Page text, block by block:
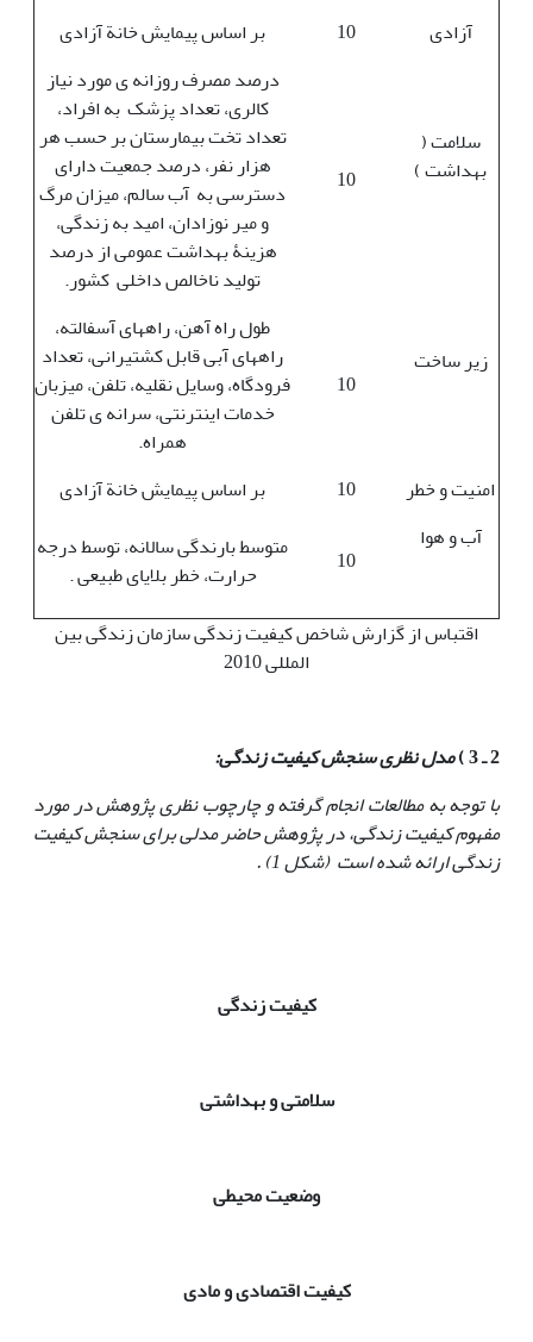
آزادی
10 بر اساس پیمایش خانة آزادی
سلامت (
بهداشت )
10
درصد مصرف روزانه ی مورد نیاز
کالری، تعداد پزشک به افراد،
تعداد تخت بیمارستان بر حسب هر
هزار نفر، درصد جمعیت دارای
دسترسی به آب سالم، میزان مرگ
و میر نوزادان، امید به زندگی،
هزینۀ بهداشت عمومی از درصد
تولید ناخالص داخلی کشور.
زیر ساخت
10
طول راه آهن، راه‏ها‏ی آسفالته،
راه‏ها‏ی آبی قابل کشتیرانی، تعداد
فرودگاه، وسایل نقلیه، تلفن، میزبان
خدمات اینترنتی، سرانه ی تلفن
همراه.
امنیت و خطر
10
بر اساس پیمایش خانة آزادی
آب و هوا
10
متوسط بارندگی سالانه، توسط درجه
حرارت، خطر بلایای طبیعی .
اقتباس از گزارش شاخص کیفیت زندگی سازمان زندگی بین
المللی 2010
2 ـ 3 )
مدل نظری سنجش کیفیت زندگی:
با توجه به مطالعات انجام گرفته و چارچوب نظری پژوهش در مورد
مفهوم کیفیت زندگی، در پژوهش حاضر مدلی برای سنجش کیفیت
زندگی ارائه شده است (شکل 1) .
کیفیت زندگی
سلامتی و بهداشتی
وضعیت محیطی
کیفیت اقتصادی و مادی